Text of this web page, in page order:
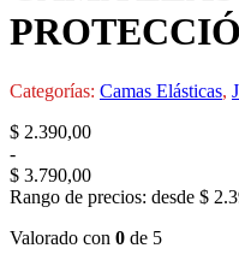
Categorías: Camas Elásticas,
$ 2.390,00
-
$ 3.790,00
Rango de precios: desde $
Valorado con 0 de 5